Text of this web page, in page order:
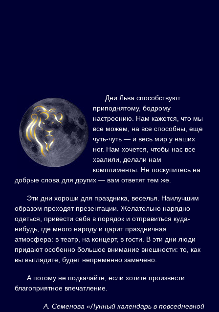
Дни Льва способствуют
приподнятому, бодрому
настроению. Нам кажется, что мы
все можем, на все способны, еще
чуть-чуть — и весь мир у наших
ног. Нам хочется, чтобы нас все
хвалили, делали нам
комплименты. Не поскупитесь на
добрые слова для других — вам ответят тем же.
Эти дни хороши для праздника, веселья. Наилучшим
образом проходят презентации. Желательно нарядно
одеться, привести себя в порядок и отправиться куда-
нибудь, где много народу и царит праздничная
атмосфера: в театр, на концерт, в гости. В эти дни люди
придают особенно большое внимание внешности: то, как
вы выглядите, будет непременно замечено.
А потому не подкачайте, если хотите произвести
благоприятное впечатление.
А. Семенова «Лунный календарь в повседневной